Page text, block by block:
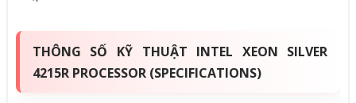
THÔNG SỐ KỸ THUẬT INTEL XEON SILVER
4215R PROCESSOR (SPECIFICATIONS)